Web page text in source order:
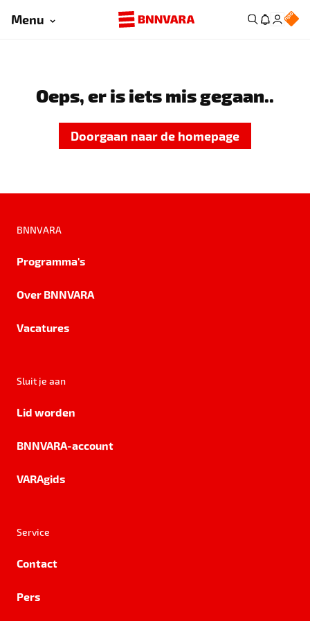
Menu
Oeps, er is iets mis gegaan..
Doorgaan naar de homepage
BNNVARA
Programma's
Over BNNVARA
Vacatures
Sluit je aan
Lid worden
BNNVARA-account
VARAgids
Service
Contact
Pers